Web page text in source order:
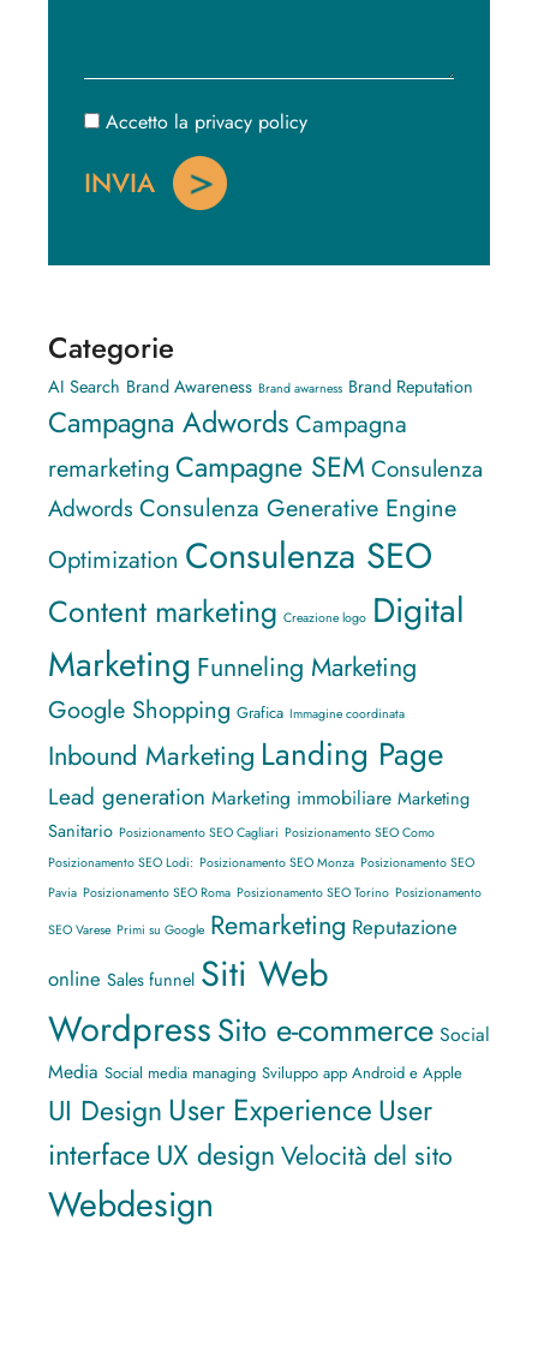
Accetto la privacy policy
Categorie
AI Search Brand Awareness Brand awarness Brand Reputation
Campagna Adwords Campagna
remarketing Campagne SEM Consulenza
Adwords Consulenza Generative Engine
Optimization Consulenza SEO
Content marketing Creazione logo Digital
Marketing Funneling Marketing
Google Shopping Grafica Immagine coordinata
Inbound Marketing Landing Page
Lead generation Marketing immobiliare Marketing
Sanitario Posizionamento SEO Cagliari Posizionamento SEO Como
Posizionamento SEO Lodi: Posizionamento SEO Monza Posizionamento SEO
Pavia Posizionamento SEO Roma Posizionamento SEO Torino Posizionamento
SEO Varese Primi su Google Remarketing Reputazione
online Sales funnel Siti Web
WordpressSito e-commerce Social
Media Social media managing Sviluppo app Android e Apple
UI Design User Experience User
interfaceUX designVelocità del sito
Webdesign